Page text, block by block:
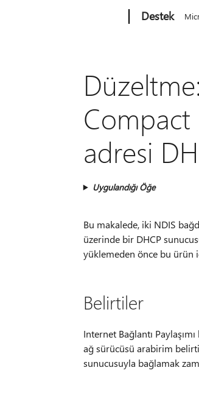
Destek
Compact
adresi
Uygulandığı Öğe
Bu makalede, iki NDIS
üzerinde bir DHCP
yüklemeden önce bu ürün
Belirtiler
Internet Bağlantı
ağ sürücüsü arabirim
sunucusuyla bağlamak